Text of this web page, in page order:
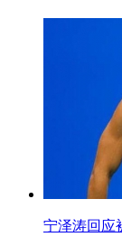
宁泽涛回应